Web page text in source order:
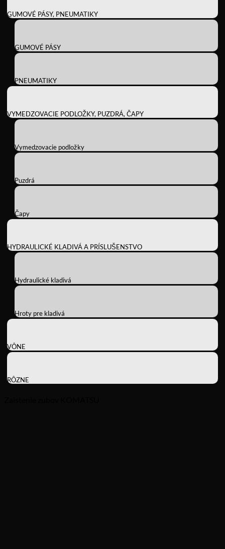
GUMOVÉ PÁSY, PNEUMATIKY
GUMOVÉ PÁSY
PNEUMATIKY
VYMEDZOVACIE PODLOŽKY, PUZDRÁ, ČAPY
Vymedzovacie podložky
Puzdrá
Čapy
HYDRAULICKÉ KLADIVÁ A PRÍSLUŠENSTVO
Hydraulické kladivá
Hroty pre kladivá
VÔNE
RÔZNE